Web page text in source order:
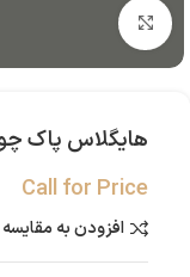
بزرگنمایی تصویر
هایگلاس پاک چوب
Call for Price
افزودن به مقایسه